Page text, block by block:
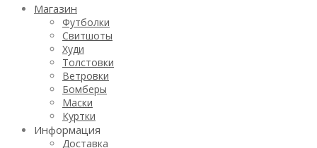
Магазин
Футболки
Свитшоты
Худи
Толстовки
Ветровки
Бомберы
Маски
Куртки
Информация
Доставка